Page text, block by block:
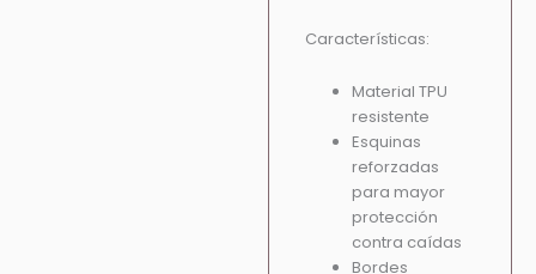
Características:
Material TPU
resistente
Esquinas
reforzadas
para mayor
protección
contra caídas
Bordes